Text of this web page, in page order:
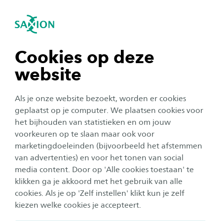
Cookies op deze
website
Als je onze website bezoekt, worden er cookies
geplaatst op je computer. We plaatsen cookies voor
het bijhouden van statistieken en om jouw
voorkeuren op te slaan maar ook voor
marketingdoeleinden (bijvoorbeeld het afstemmen
van advertenties) en voor het tonen van social
media content. Door op 'Alle cookies toestaan' te
klikken ga je akkoord met het gebruik van alle
cookies. Als je op 'Zelf instellen' klikt kun je zelf
kiezen welke cookies je accepteert.
Navigatie openen
tonen
tonen
tonen
tonen
sluiten
Nieuws
Alle categorieën
Onderzoek
Publicatiedatum:
21 april 2026
Big tech en het geloof in digitale autonomie
Publicatiedatum:
26 november 2025
Verdrietig nieuws: collega Karin van der
Heijden overleden